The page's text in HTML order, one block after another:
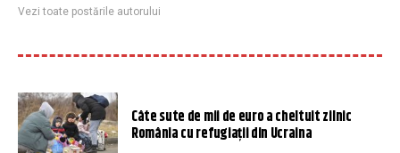
Vezi toate postările autorului
Câte sute de mii de euro a cheltuit zilnic
România cu refugiații din Ucraina